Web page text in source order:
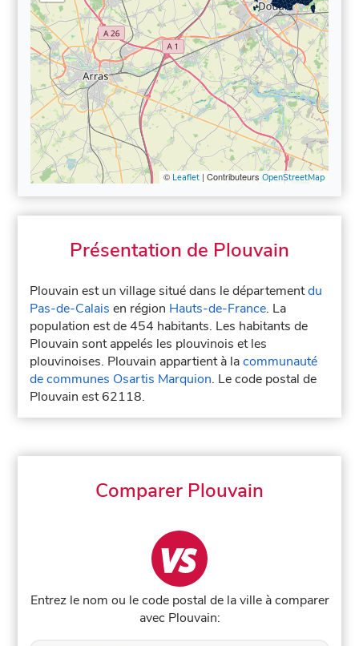
© Leaflet| Contributeurs OpenStreetMap
Présentation de Plouvain
Plouvain est un village situé dans le départementdu
Pas-de-Calais en région Hauts-de-France. La
population est de 454 habitants. Les habitants de
Plouvain sont appelés les plouvinois et les
plouvinoises. Plouvain appartient à lacommunauté
de communes Osartis Marquion. Le code postal de
Plouvain est 62118.
Comparer Plouvain
Entrez le nom ou le code postal de la ville à comparer
avec Plouvain: